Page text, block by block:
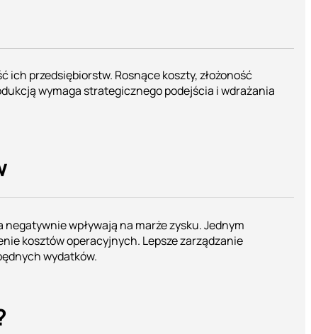
przedsiębiorstw. Rosnące koszty, złożoność
wymaga strategicznego podejścia i wdrażania
wpływają na marże zysku. Jednym
kosztów operacyjnych. Lepsze zarządzanie
wydatków.